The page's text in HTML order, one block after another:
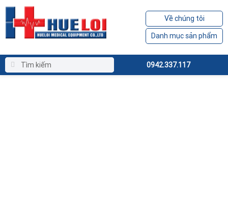
Về chúng tôi
Danh mục sản phẩm
0942.337.117